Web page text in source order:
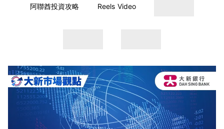
阿聯酋投資攻略 Reels Video